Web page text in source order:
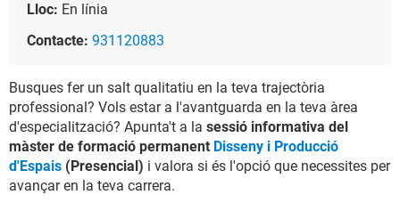
Lloc: En línia
Contacte: 931120883
Busques fer un salt qualitatiu en la teva trajectòria
professional? Vols estar a l'avantguarda en la teva àrea
d'especialització? Apunta't a la sessió informativa del
màster de formació permanent Disseny i Producció
d'Espais (Presencial) i valora si és l'opció que necessites per
avançar en la teva carrera.